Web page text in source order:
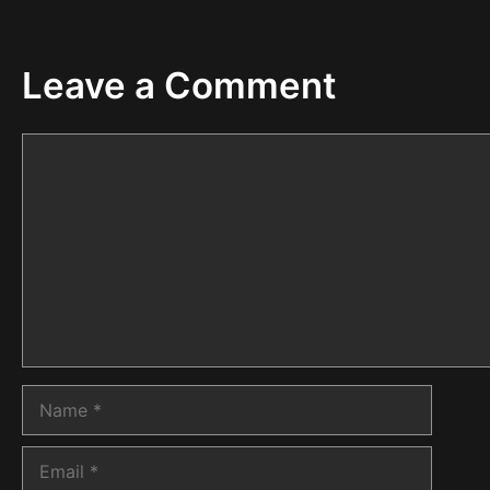
Leave a Comment